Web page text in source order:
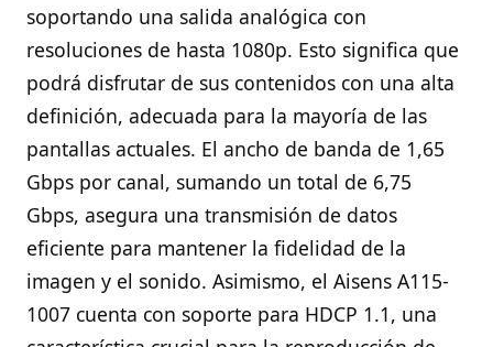
soportando una salida analógica con
resoluciones de hasta 1080p. Esto significa que
podrá disfrutar de sus contenidos con una alta
definición, adecuada para la mayoría de las
pantallas actuales. El ancho de banda de 1,65
Gbps por canal, sumando un total de 6,75
Gbps, asegura una transmisión de datos
eficiente para mantener la fidelidad de la
imagen y el sonido. Asimismo, el Aisens A115-
1007 cuenta con soporte para HDCP 1.1, una